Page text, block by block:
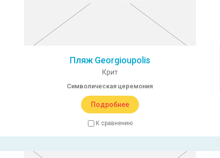
Пляж Georgioupolis
Крит
Символическая церемония
Подробнее
К сравнению